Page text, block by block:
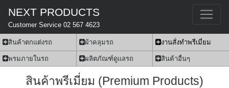
NEXT PRODUCTS
Customer Service 02 567 4623
สินค้าตกแต่งรถ ผ้าคลุมรถ งานสั่งทำพรีเมี่ยม
พรมภายในรถ ผลิตภัณฑ์ดูแลรถ สินค้าอื่นๆ
สินค้าพรีเมี่ยม (Premium Products)